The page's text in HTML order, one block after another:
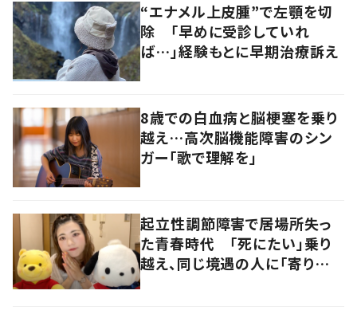
“エナメル上皮腫”で左顎を切
除 「早めに受診していれ
ば…」経験もとに早期治療訴え
8歳での白血病と脳梗塞を乗り
越え…高次脳機能障害のシン
ガー「歌で理解を」
起立性調節障害で居場所失っ
た青春時代 「死にたい」乗り
越え、同じ境遇の人に「寄り添